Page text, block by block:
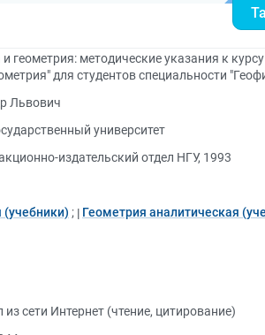
геометрия: методические указания к
для студентов специальности
Львович
университет
издательский отдел НГУ, 1993
(учебники) ; Геометрия аналитическая
сети Интернет (чтение, цитирование)